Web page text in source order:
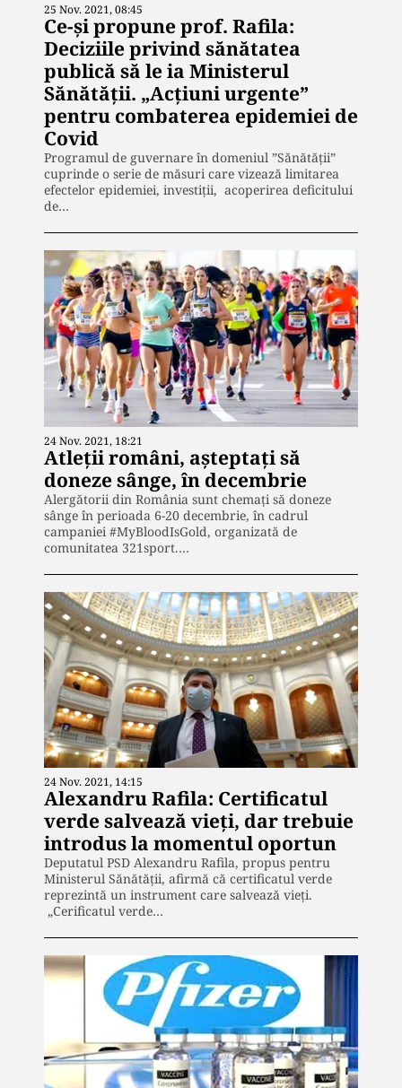
25 Nov. 2021, 08:45
Ce-și propune prof. Rafila:
Deciziile privind sănătatea
publică să le ia Ministerul
Sănătăţii. „Acțiuni urgente”
pentru combaterea epidemiei de
Covid
Programul de guvernare în domeniul ”Sănătății”
cuprinde o serie de măsuri care vizează limitarea
efectelor epidemiei, investiții, acoperirea deficitului
de…
24 Nov. 2021, 18:21
Atleții români, așteptați să
doneze sânge, în decembrie
Alergătorii din România sunt chemaţi să doneze
sânge în perioada 6-20 decembrie, în cadrul
campaniei #MyBloodIsGold, organizată de
comunitatea 321sport.…
24 Nov. 2021, 14:15
Alexandru Rafila: Certificatul
verde salvează vieți, dar trebuie
introdus la momentul oportun
Deputatul PSD Alexandru Rafila, propus pentru
Ministerul Sănătății, afirmă că certificatul verde
reprezintă un instrument care salvează vieți.
„Cerificatul verde…